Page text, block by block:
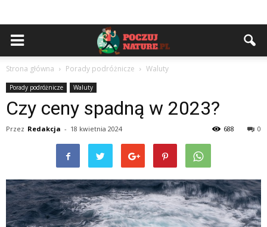
Strona główna Porady podróżnicze Waluty
Porady podróżnicze Waluty
Czy ceny spadną w 2023?
Przez Redakcja - 18 kwietnia 2024 0
688